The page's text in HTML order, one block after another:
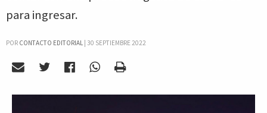
para ingresar.
POR CONTACTO EDITORIAL| 30 SEPTIEMBRE 2022